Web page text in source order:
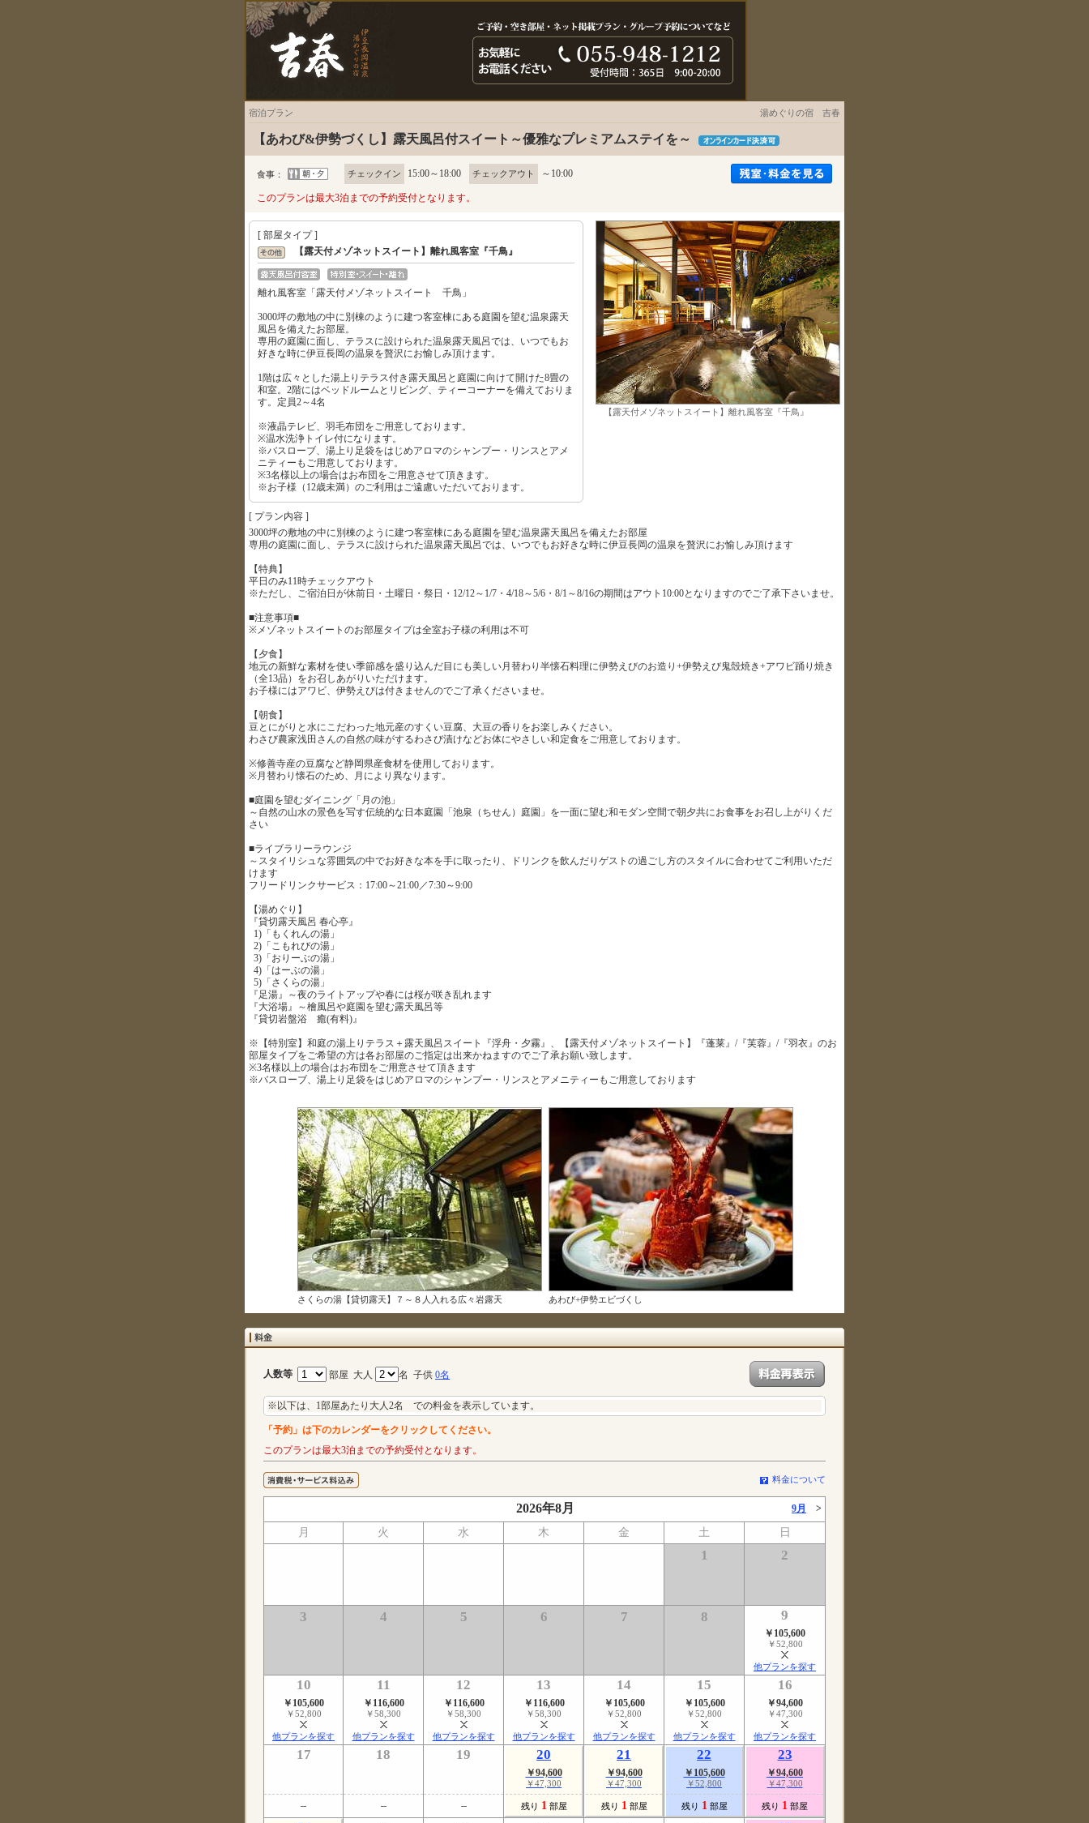
宿泊プラン 湯めぐりの宿 吉春
【あわび&伊勢づくし】露天風呂付スイート～優雅なプレミアムステイを～
食事： チェックイン 15:00～18:00 チェックアウト ～10:00
このプランは最大3泊までの予約受付となります。
[ 部屋タイプ ]
【露天付メゾネットスイート】離れ風客室『千鳥』
離れ風客室「露天付メゾネットスイート 千鳥」
3000坪の敷地の中に別棟のように建つ客室棟にある庭園を望む温泉露天
風呂を備えたお部屋。
専用の庭園に面し、テラスに設けられた温泉露天風呂では、いつでもお
好きな時に伊豆長岡の温泉を贅沢にお愉しみ頂けます。
1階は広々とした湯上りテラス付き露天風呂と庭園に向けて開けた8畳の
和室。2階にはベッドルームとリビング、ティーコーナーを備えておりま
す。定員2～4名
※液晶テレビ、羽毛布団をご用意しております。
※温水洗浄トイレ付になります。
※バスローブ、湯上り足袋をはじめアロマのシャンプー・リンスとアメ
ニティーもご用意しております。
※3名様以上の場合はお布団をご用意させて頂きます。
※お子様（12歳未満）のご利用はご遠慮いただいております。
【露天付メゾネットスイート】離れ風客室『千鳥』
[ プラン内容 ]
3000坪の敷地の中に別棟のように建つ客室棟にある庭園を望む温泉露天風呂を備えたお部屋
専用の庭園に面し、テラスに設けられた温泉露天風呂では、いつでもお好きな時に伊豆長岡の温泉を贅沢にお愉しみ頂けます
【特典】
平日のみ11時チェックアウト
※ただし、ご宿泊日が休前日・土曜日・祭日・12/12～1/7・4/18～5/6・8/1～8/16の期間はアウト10:00となりますのでご了承下さいませ。
■注意事項■
※メゾネットスイートのお部屋タイプは全室お子様の利用は不可
【夕食】
地元の新鮮な素材を使い季節感を盛り込んだ目にも美しい月替わり半懐石料理に伊勢えびのお造り+伊勢えび鬼殻焼き+アワビ踊り焼き
（全13品）をお召しあがりいただけます。
お子様にはアワビ、伊勢えびは付きませんのでご了承くださいませ。
【朝食】
豆とにがりと水にこだわった地元産のすくい豆腐、大豆の香りをお楽しみください。
わさび農家浅田さんの自然の味がするわさび漬けなどお体にやさしい和定食をご用意しております。
※修善寺産の豆腐など静岡県産食材を使用しております。
※月替わり懐石のため、月により異なります。
■庭園を望むダイニング「月の池」
～自然の山水の景色を写す伝統的な日本庭園「池泉（ちせん）庭園」を一面に望む和モダン空間で朝夕共にお食事をお召し上がりくだ
さい
■ライブラリーラウンジ
～スタイリシュな雰囲気の中でお好きな本を手に取ったり、ドリンクを飲んだりゲストの過ごし方のスタイルに合わせてご利用いただ
けます
フリードリンクサービス：17:00～21:00／7:30～9:00
【湯めぐり】
『貸切露天風呂 春心亭』
1)「もくれんの湯」
2)「こもれびの湯」
3)「おりーぶの湯」
4)「はーぶの湯」
5)「さくらの湯」
『足湯』～夜のライトアップや春には桜が咲き乱れます
『大浴場』～檜風呂や庭園を望む露天風呂等
『貸切岩盤浴 癒(有料)』
※【特別室】和庭の湯上りテラス＋露天風呂スイート『浮舟・夕霧』、【露天付メゾネットスイート】『蓬莱』/『芙蓉』/『羽衣』のお
部屋タイプをご希望の方は各お部屋のご指定は出来かねますのでご了承お願い致します。
※3名様以上の場合はお布団をご用意させて頂きます
※バスローブ、湯上り足袋をはじめアロマのシャンプー・リンスとアメニティーもご用意しております
さくらの湯【貸切露天】７～８人入れる広々岩露天 あわび+伊勢エビづくし
人数等 部屋 大人 名 子供 0名
※以下は、1部屋あたり大人2名 での料金を表示しています。
「予約」は下のカレンダーをクリックしてください。
このプランは最大3泊までの予約受付となります。
料金について
2026年8月 9月 >
月 火 水 木 金 土 日
1 2
3 4 5 6 7 8 9
￥105,600
￥52,800
他プランを探す
10
￥105,600
￥52,800
他プランを探す
11
￥116,600
￥58,300
他プランを探す
12
￥116,600
￥58,300
他プランを探す
13
￥116,600
￥58,300
他プランを探す
14
￥105,600
￥52,800
他プランを探す
15
￥105,600
￥52,800
他プランを探す
16
￥94,600
￥47,300
他プランを探す
17 18 19 20
￥94,600
￥47,300
残り 1 部屋
21
￥94,600
￥47,300
残り 1 部屋
22
￥105,600
￥52,800
残り 1 部屋
23
￥94,600
￥47,300
残り 1 部屋